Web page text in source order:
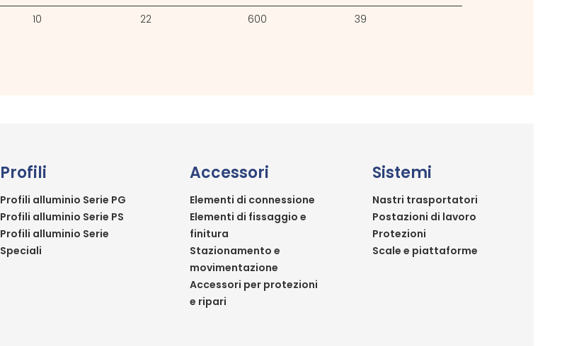
10
22
600
39
Profili
Profili alluminio Serie PG
Profili alluminio Serie PS
Profili alluminio Serie
Speciali
Accessori
Elementi di connessione
Elementi di fissaggio e
finitura
Stazionamento e
movimentazione
Accessori per protezioni
e ripari
Sistemi
Nastri trasportatori
Postazioni di lavoro
Protezioni
Scale e piattaforme